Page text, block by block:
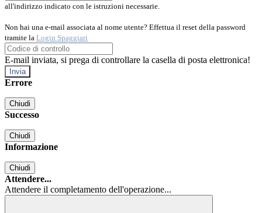
all'indirizzo indicato con le istruzioni necessarie.
Non hai una e-mail associata al nome utente? Effettua il reset della password
tramite la Login Spaggiari
E-mail inviata, si prega di controllare la casella di posta elettronica!
Errore
Chiudi
Successo
Chiudi
Informazione
Chiudi
Attendere...
Attendere il completamento dell'operazione...